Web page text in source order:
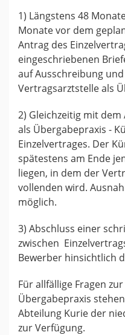
1) Längstens 48
Monate vor dem
Antrag des
eingeschriebenen
auf Ausschreibung
Vertragsarztstelle als
2) Gleichzeitig mit
als Übergabepraxis -
Einzelvertrages. Der
spätestens am Ende
liegen, in dem der
vollenden wird.
möglich.
3) Abschluss einer
zwischen
Bewerber hinsichtlich
Für allfällige Fragen
Übergabepraxis
Abteilung Kurie der
zur Verfügung.